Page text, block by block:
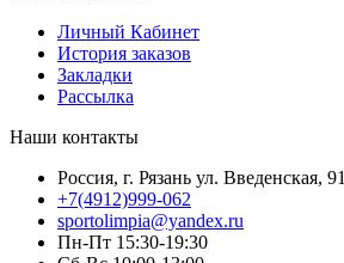
Личный Кабинет
История заказов
Закладки
Рассылка
Наши контакты
Россия, г. Рязань ул. Введенская, 91
+7(4912)999-062
sportolimpia@yandex.ru
Пн-Пт 15:30-19:30